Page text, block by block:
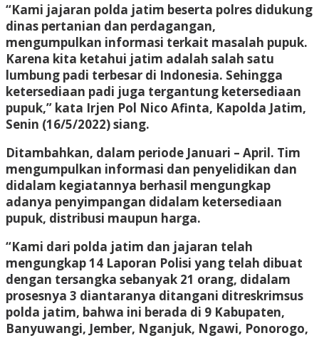
“Kami jajaran polda jatim beserta polres didukung
dinas pertanian dan perdagangan,
mengumpulkan informasi terkait masalah pupuk.
Karena kita ketahui jatim adalah salah satu
lumbung padi terbesar di Indonesia. Sehingga
ketersediaan padi juga tergantung ketersediaan
pupuk,” kata Irjen Pol Nico Afinta, Kapolda Jatim,
Senin (16/5/2022) siang.
Ditambahkan, dalam periode Januari – April. Tim
mengumpulkan informasi dan penyelidikan dan
didalam kegiatannya berhasil mengungkap
adanya penyimpangan didalam ketersediaan
pupuk, distribusi maupun harga.
“Kami dari polda jatim dan jajaran telah
mengungkap 14 Laporan Polisi yang telah dibuat
dengan tersangka sebanyak 21 orang, didalam
prosesnya 3 diantaranya ditangani ditreskrimsus
polda jatim, bahwa ini berada di 9 Kabupaten,
Banyuwangi, Jember, Nganjuk, Ngawi, Ponorogo,